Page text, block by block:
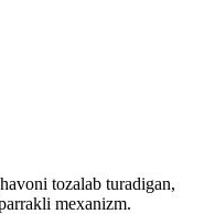
tozalab turadigan,
mexanizm.